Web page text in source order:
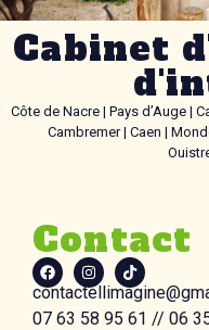
Cabinet
Côte de Nacre | Pays d’Auge |
Cambremer | Caen |
Contact
07 63 58 95 61 // 06